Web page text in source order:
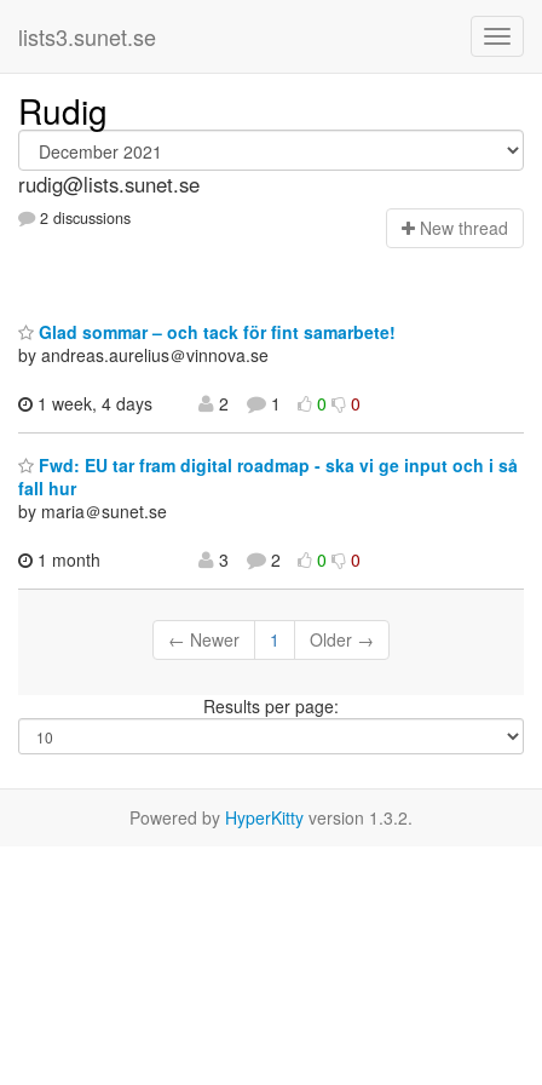
lists3.sunet.se
Rudig
rudig@lists.sunet.se
2 discussions New thread
Glad sommar – och tack för fint samarbete!
by andreas.aurelius＠vinnova.se
1 week, 4 days
2 1 0 0
Fwd: EU tar fram digital roadmap - ska vi ge input och i så
fall hur
by maria＠sunet.se
1 month
3 2 0 0
← Newer 1 Older →
Results per page:
Powered by HyperKitty version 1.3.2.